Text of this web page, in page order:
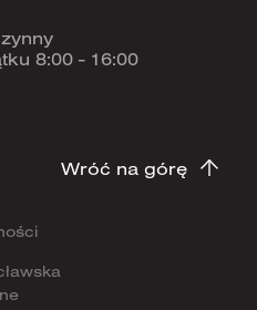
8:00 - 16:00
Wróć na górę